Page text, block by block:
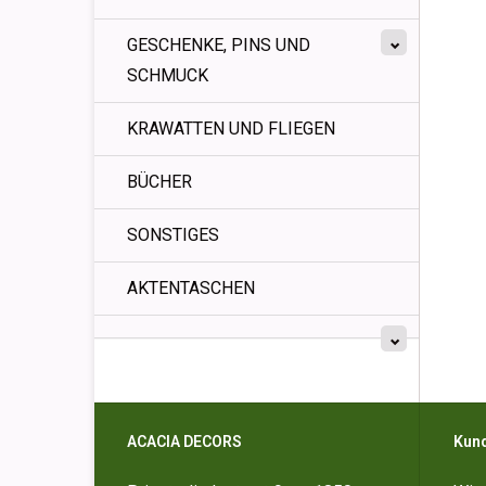
GESCHENKE, PINS UND
SCHMUCK
KRAWATTEN UND FLIEGEN
BÜCHER
SONSTIGES
AKTENTASCHEN
ACACIA DECORS